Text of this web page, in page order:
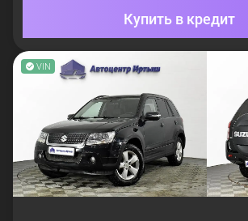
Купить в кредит
VIN